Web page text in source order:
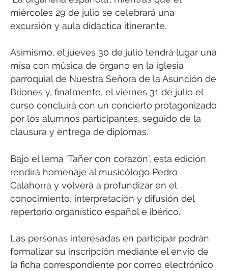
miércoles 29 de julio se celebrará una
excursión y aula didáctica itinerante.
Asimismo, el jueves 30 de julio tendrá lugar una
misa con música de órgano en la iglesia
parroquial de Nuestra Señora de la Asunción de
Briones y, finalmente, el viernes 31 de julio el
curso concluirá con un concierto protagonizado
por los alumnos participantes, seguido de la
clausura y entrega de diplomas.
Bajo el lema ‘Tañer con corazón’, esta edición
rendirá homenaje al musicólogo Pedro
Calahorra y volverá a profundizar en el
conocimiento, interpretación y difusión del
repertorio organístico español e ibérico.
Las personas interesadas en participar podrán
formalizar su inscripción mediante el envío de
la ficha correspondiente por correo electrónico